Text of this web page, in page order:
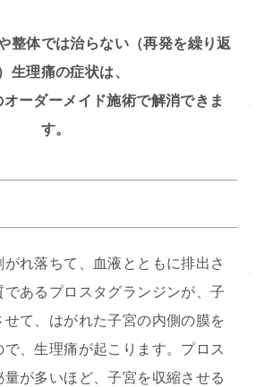
整体では治らない（再発を繰り返
生理痛の症状は、
ーダーメイド施術で解消できま
す。
れ落ちて、血液とともに排出さ
である プロスタグランジンが、子
て、はがれた子宮の内側の膜を
、生理痛が起こります。 プロス
量が多いほど、子宮を収縮させる